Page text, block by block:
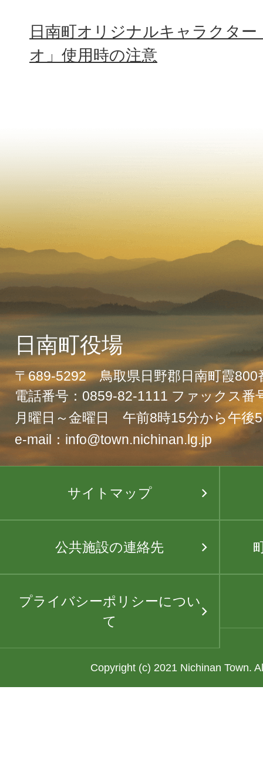
日南町オリジナルキャラクタ
オ」使用時の注意
日南町役場
〒689-5292 鳥取県日野郡日南町霞800
電話番号：0859-82-1111 ファックス番
月曜日～金曜日 午前8時15分から午後
e-mail：info@town.nichinan.lg.jp
サイトマップ
公共施設の連絡先
プライバシーポリシーについ
て
Copyright (c) 2021 Nichinan Town.